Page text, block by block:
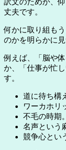
訳文のためか、
丈夫です。
何かに取り組も
のかを明らかに
例えば、「脳や
か、「仕事が忙
す。
道に待ち構
ワーカホリ
不毛の時期。
名声という
競争心とい